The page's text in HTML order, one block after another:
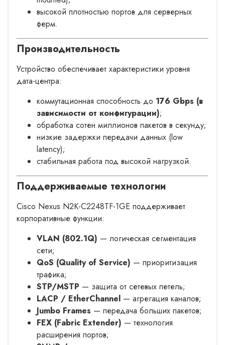
высокой плотностью портов для серверных
ферм.
Производительность
Устройство обеспечивает характеристики уровня
дата-центра:
коммутационная способность до 176 Gbps (в
зависимости от конфигурации);
обработка сотен миллионов пакетов в секунду;
низкие задержки передачи данных (low
latency);
стабильная работа под высокой нагрузкой.
Поддерживаемые технологии
Cisco Nexus N2K-C2248TF-1GE поддерживает
корпоративные функции:
VLAN (802.1Q) — логическая сегментация
сети;
QoS (Quality of Service) — приоритизация
трафика;
STP/MSTP — защита от сетевых петель;
LACP / EtherChannel — агрегация каналов;
Jumbo Frames — передача больших пакетов;
FEX (Fabric Extender) — технология
расширения портов;